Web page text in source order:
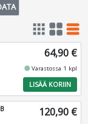
apps grid_view table_rows
64,90 €
fiber_manual_recordVarastossa 1 kpl
LISÄÄ KORIIN
120,90 €